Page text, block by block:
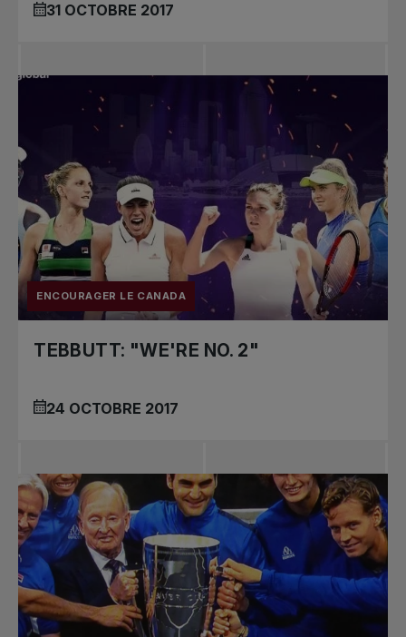
31 OCTOBRE 2017
ENCOURAGER LE CANADA
TEBBUTT: "WE'RE NO. 2"
24 OCTOBRE 2017